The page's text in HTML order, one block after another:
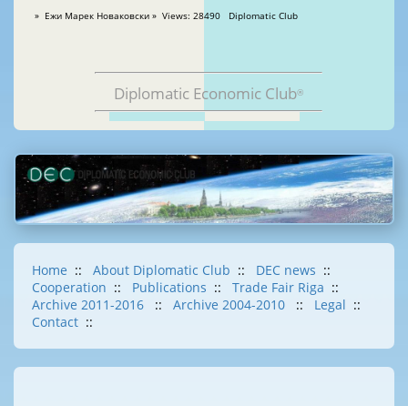
» Ежи Марек Новаковски » Views: 28490 Diplomatic Club
Diplomatic Economic Club®
Home :: About Diplomatic Club :: DEC news ::
Cooperation :: Publications :: Trade Fair Riga ::
Archive 2011-2016
:: Archive 2004-2010 :: Legal ::
Contact ::